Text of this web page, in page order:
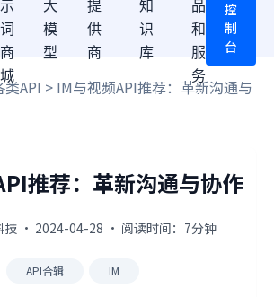
示
词
商
城
大
模
型
提
供
商
知
识
库
品
和
服
务
控
制
台
API > IM与视频API推荐：革新沟通与
推荐：革新沟通与协作
技 · 2024-04-28 · 阅读时间：7分钟
API合辑 IM